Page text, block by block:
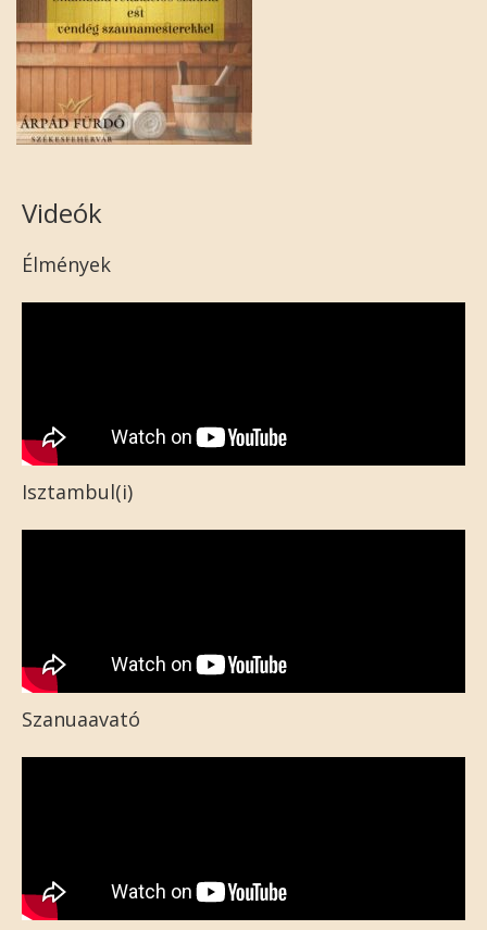
Videók
Élmények
Isztambul(i)
Szanuaavató